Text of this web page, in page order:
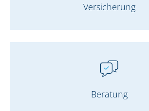
Versicherung
Beratung